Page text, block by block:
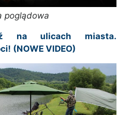
poglądowa
na ulicach miasta.
(NOWE VIDEO)